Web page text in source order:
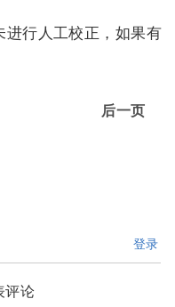
行人工校正，如果有
后一页
登录
评论